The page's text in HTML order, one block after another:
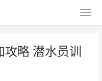
略 潜水员训